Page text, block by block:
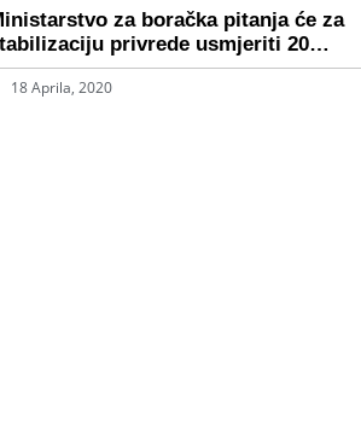
za boračka pitanja će za
privrede usmjeriti 20…
18 Aprila, 2020